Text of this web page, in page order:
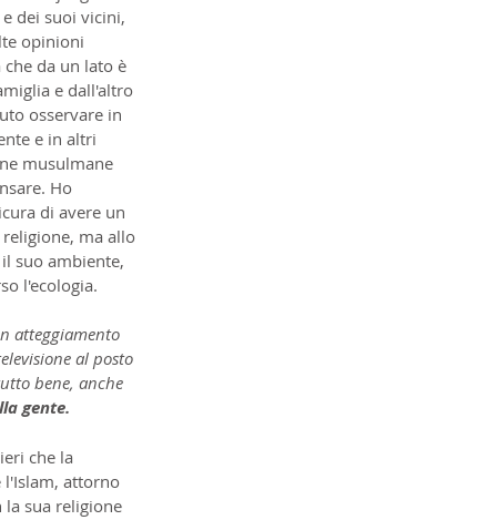
dei suoi vicini,
opinioni
da un lato è
e dall'altro
osservare in
e in altri
musulmane
Ho
di avere un
ma allo
suo ambiente,
l'ecologia.
atteggiamento
al posto
bene, anche
gente.
che la
l'Islam, attorno
sua religione